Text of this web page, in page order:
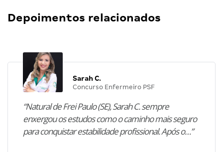
Depoimentos relacionados
Sarah C.
Concurso Enfermeiro PSF
“Natural de Frei Paulo (SE), Sarah C. sempre
enxergou os estudos como o caminho mais seguro
para conquistar estabilidade profissional. Após o…”